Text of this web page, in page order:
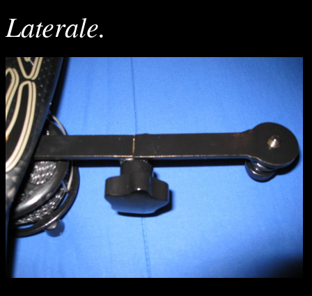
Laterale.